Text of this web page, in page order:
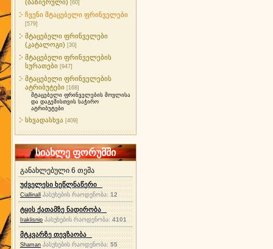
(ბაზიერული) [60]
ჩვენი მტაცებელი ფრინველები
[579]
მტაცებელი ფრინველები
(კატალოგი) [30]
მტაცებელი ფრინველების
სურათები [947]
მტაცებელი ფრინველების
ატრიბუტები [168]
მტაცებელი ფრინველების მოვლისა
და დაგეშისთვის საჭირო
ატრიბუტები
სხვადასხვა [409]
სიახლე ფორუმში
განახლებული 6 თემა
უძველესი ხეწლნაწერი
Ciallinall პასუხების რაოდენობა:12
ტყის ქათამზე ნადირობა
Iraklisnip პასუხების რაოდენობა: 4101
მტკვარზე თევზაობა
Shaman პასუხების რაოდენობა:55